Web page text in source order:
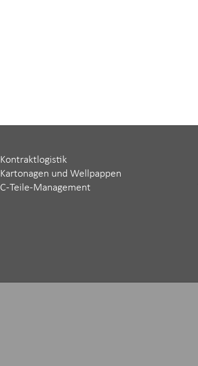
Kontraktlogistik
Kartonagen und Wellpappen
C-Teile-Management